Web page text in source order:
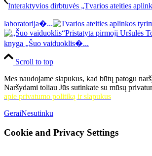
Interaktyvios dirbtuvės „Tvarios ateities
laboratorija�...
Pristatyta pirmoji Uršulės
knyga „Šuo vaiduoklis�...
Scroll to top
Mes naudojame slapukus, kad būtų patogu
Naršydami toliau Jūs sutinkate su mūsų
apie privatumo politiką ir slapukus
GeraiNesutinku
Cookie and Privacy Settings